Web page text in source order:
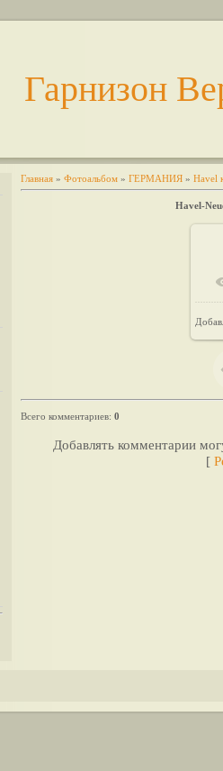
Гарнизон
Главная » Фотоальбом » ГЕРМАНИЯ » Havel
Havel-
Всего комментариев: 0
Добавлять комментарии
[